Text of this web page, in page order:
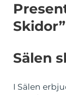
Skidor”
Sälen
I Sälen